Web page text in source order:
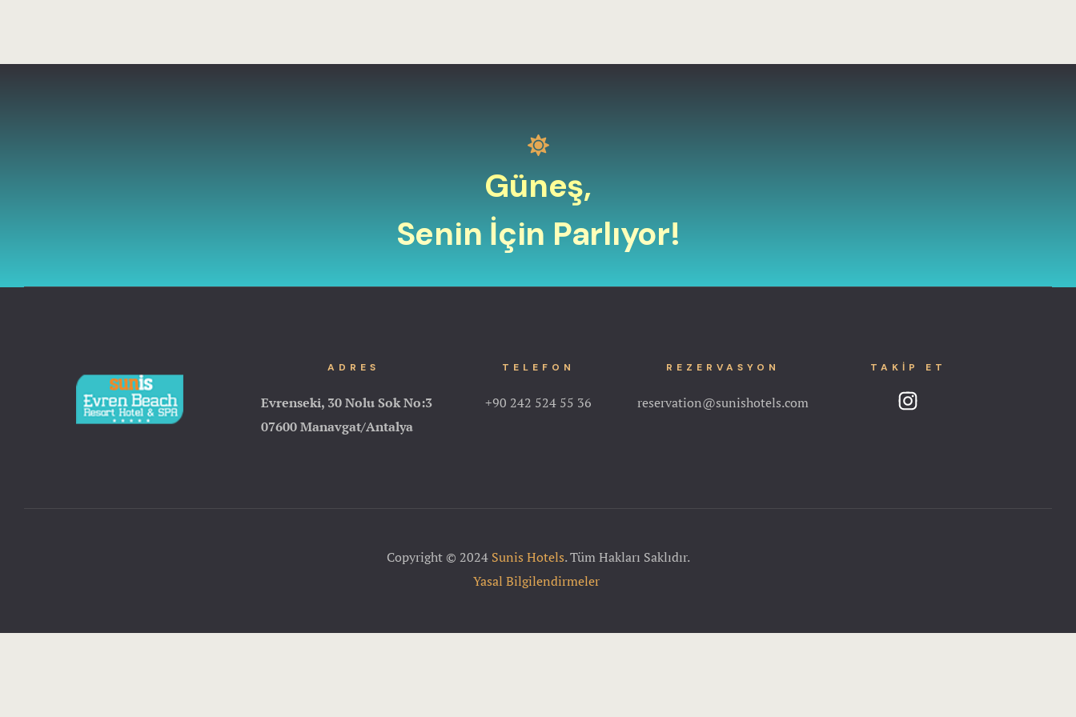
Güneş,
Senin İçin Parlıyor!
ADRES
Evrenseki, 30 Nolu Sok No:3
07600 Manavgat/Antalya
TELEFON
+90 242 524 55 36
REZERVASYON
reservation@sunishotels.com
TAKIP ET
Copyright © 2024 Sunis Hotels. Tüm Hakları Saklıdır.
Yasal Bilgilendirmeler